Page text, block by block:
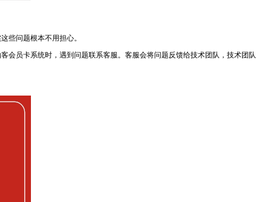
些问题根本不用担心。
员卡系统时，遇到问题联系客服。客服会将问题反馈给技术团队，技术团队